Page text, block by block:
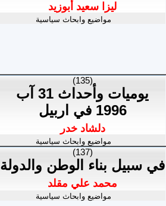
ليزا سعيد أبوزيد
مواضيع وابحاث سياسية
(135)
یومیات وأحداث 31 آب
1996 في اربيل
دلشاد خدر
مواضيع وابحاث سياسية
(137)
في سبيل بناء الوطن والدولة
محمد علي مقلد
مواضيع وابحاث سياسية